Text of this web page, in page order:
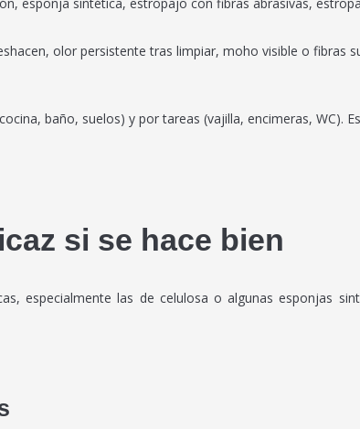
olor persistente tras limpiar, moho visible o fibras
baño, suelos) y por tareas (vajilla, encimeras, WC).
si se hace bien
especialmente las de celulosa o algunas esponjas